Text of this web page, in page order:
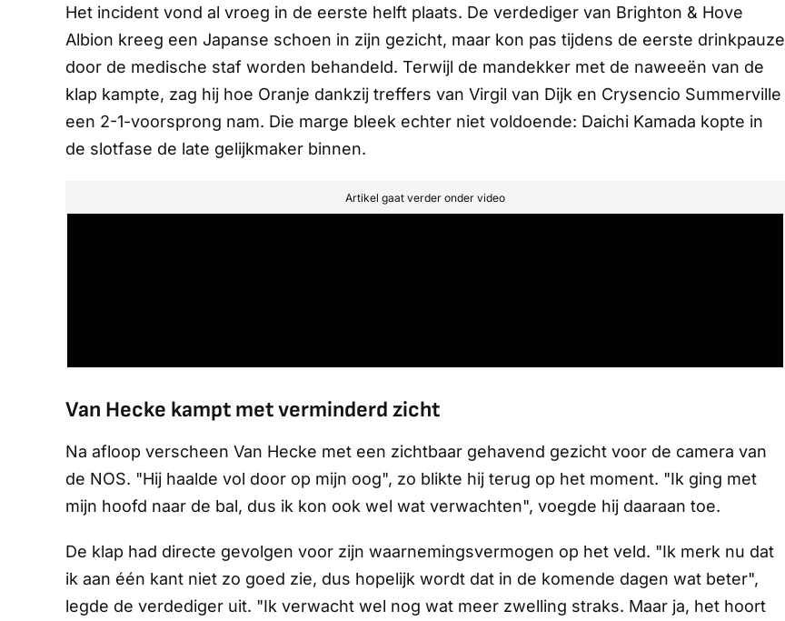
Het incident vond al vroeg in de eerste helft plaats. De verdediger van Brighton & Hove
Albion kreeg een Japanse schoen in zijn gezicht, maar kon pas tijdens de eerste drinkpauze
door de medische staf worden behandeld. Terwijl de mandekker met de naweeën van de
klap kampte, zag hij hoe Oranje dankzij treffers van Virgil van Dijk en Crysencio Summerville
een 2-1-voorsprong nam. Die marge bleek echter niet voldoende: Daichi Kamada kopte in
de slotfase de late gelijkmaker binnen.
Artikel gaat verder onder video
Van Hecke kampt met verminderd zicht
Na afloop verscheen Van Hecke met een zichtbaar gehavend gezicht voor de camera van
de NOS. "Hij haalde vol door op mijn oog", zo blikte hij terug op het moment. "Ik ging met
mijn hoofd naar de bal, dus ik kon ook wel wat verwachten", voegde hij daaraan toe.
De klap had directe gevolgen voor zijn waarnemingsvermogen op het veld. "Ik merk nu dat
ik aan één kant niet zo goed zie, dus hopelijk wordt dat in de komende dagen wat beter",
legde de verdediger uit. "Ik verwacht wel nog wat meer zwelling straks. Maar ja, het hoort